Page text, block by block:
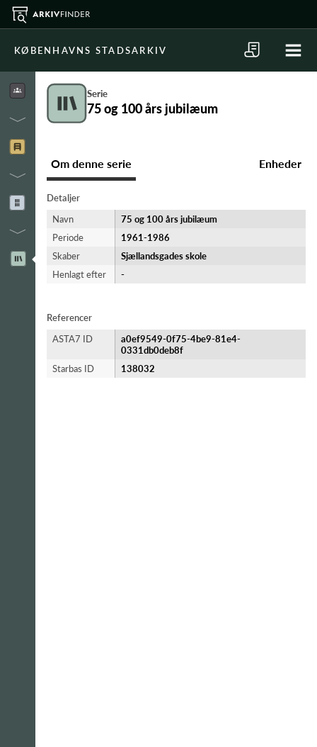
KØBENHAVNS STADSARKIV
Serie
75 og 100 års jubilæum
Om denne serie Enheder
Detaljer
Navn
75 og 100 års jubilæum
Periode
1961-​1986
Skaber
Sjællandsgades skole
Henlagt efter
-
Referencer
ASTA7 ID
a0ef9549-0f75-4be9-81e4-
0331db0deb8f
Starbas ID
138032